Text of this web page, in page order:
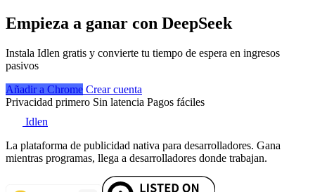
Empieza a ganar con DeepSeek
Instala Idlen gratis y convierte tu tiempo de espera en ingresos
pasivos
Añadir a Chrome Crear cuenta
Privacidad primero Sin latencia Pagos fáciles
Idlen
La plataforma de publicidad nativa para desarrolladores. Gana
mientras programas, llega a desarrolladores donde trabajan.